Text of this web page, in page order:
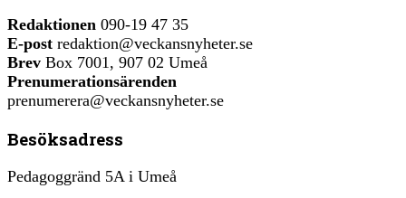
Redaktionen 090-19 47 35
E-post redaktion@veckansnyheter.se
Brev Box 7001, 907 02 Umeå
Prenumerationsärenden
prenumerera@veckansnyheter.se
Besöksadress
Pedagoggränd 5A i Umeå